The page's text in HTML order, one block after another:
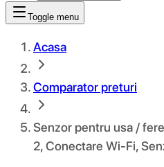
Toggle menu
Acasa
Comparator preturi
Senzor pentru usa /
2, Conectare Wi-Fi,